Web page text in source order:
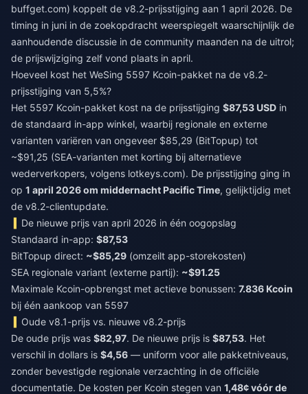
buffget.com) koppelt de v8.2-prijsstijging aan 1 april 2026. De
timing in juni in de zoekopdracht weerspiegelt waarschijnlijk de
aanhoudende discussie in de community maanden na de uitrol;
de prijswijziging zelf vond plaats in april.
Hoeveel kost het WeSing 5597 Kcoin-pakket na de v8.2-
prijsstijging van 5,5%?
Het 5597 Kcoin-pakket kost na de prijsstijging $87,53 USD in
de standaard in-app winkel, waarbij regionale en externe
varianten variëren van ongeveer $85,29 (BitTopup) tot
~$91,25 (SEA-varianten met korting bij alternatieve
wederverkopers, volgens lotkeys.com). De prijsstijging ging in
op 1 april 2026 om middernacht Pacific Time, gelijktijdig met
de v8.2-clientupdate.
De nieuwe prijs van april 2026 in één oogopslag
Standaard in-app: $87,53
BitTopup direct: ~$85,29 (omzeilt app-storekosten)
SEA regionale variant (externe partij): ~$91.25
Maximale Kcoin-opbrengst met actieve bonussen: 7.836 Kcoin
bij één aankoop van 5597
Oude v8.1-prijs vs. nieuwe v8.2-prijs
De oude prijs was $82,97. De nieuwe prijs is $87,53. Het
verschil in dollars is $4,56 — uniform voor alle pakketniveaus,
zonder bevestigde regionale verzachting in de officiële
documentatie. De kosten per Kcoin stegen van 1,48¢ vóór de